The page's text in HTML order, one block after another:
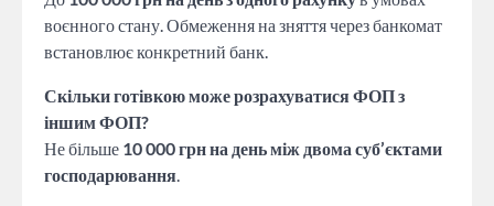
воєнного стану. Обмеження на зняття через банкомат
встановлює конкретний банк.
Скільки готівкою може розрахуватися ФОП з
іншим ФОП?
Не більше 10 000 грн на день між двома суб’єктами
господарювання